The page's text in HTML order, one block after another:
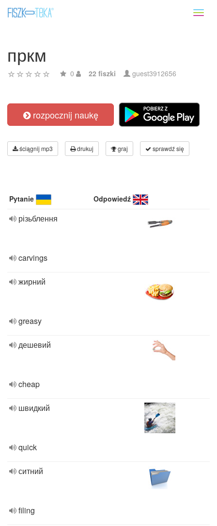
пркм
0 22 fiszki guest3912656
rozpocznij naukę
ściągnij mp3 drukuj graj sprawdź się
Pytanie Odpowiedź
різьблення
carvings
жирний
greasy
дешевий
cheap
швидкий
quick
ситний
filing